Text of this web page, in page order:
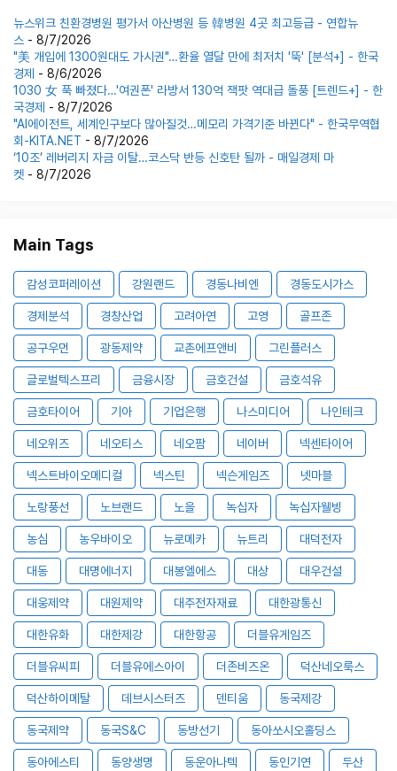
뉴스위크 친환경병원 평가서 아산병원 등 韓병원 4곳 최고등급 - 연합뉴
스 - 8/7/2026
"美 개입에 1300원대도 가시권"…환율 열달 만에 최저치 '뚝' [분석+] - 한국
경제 - 8/6/2026
1030 女 푹 빠졌다…'여권폰' 라방서 130억 잭팟 역대급 돌풍 [트렌드+] - 한
국경제 - 8/7/2026
"AI에이전트, 세계인구보다 많아질것…메모리 가격기준 바뀐다" - 한국무역협
회-KITA.NET - 8/7/2026
‘10조’ 레버리지 자금 이탈…코스닥 반등 신호탄 될까 - 매일경제 마
켓 - 8/7/2026
Main Tags
감성코퍼레이션 강원랜드 경동나비엔 경동도시가스
경제분석 경창산업 고려아연 고영 골프존
공구우먼 광동제약 교촌에프앤비 그린플러스
글로벌텍스프리 금융시장 금호건설 금호석유
금호타이어 기아 기업은행 나스미디어 나인테크
네오위즈 네오티스 네오팜 네이버 넥센타이어
넥스트바이오메디컬 넥스틴 넥슨게임즈 넷마블
노랑풍선 노브랜드 노을 녹십자 녹십자웰빙
농심 농우바이오 뉴로메카 뉴트리 대덕전자
대동 대명에너지 대봉엘에스 대상 대우건설
대웅제약 대원제약 대주전자재료 대한광통신
대한유화 대한제강 대한항공 더블유게임즈
더블유씨피 더블유에스아이 더존비즈온 덕산네오룩스
덕산하이메탈 데브시스터즈 덴티움 동국제강
동국제약 동국S&C 동방선기 동아쏘시오홀딩스
동아에스티 동양생명 동운아나텍 동인기연 두산